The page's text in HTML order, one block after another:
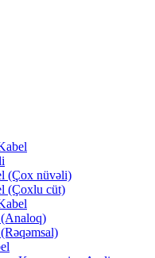
(Çox nüvəli)
(Çoxlu cüt)